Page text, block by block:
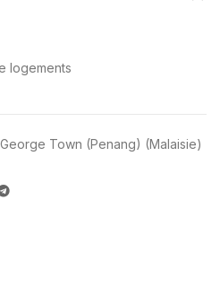
logements
Town (Penang) (Malaisie)